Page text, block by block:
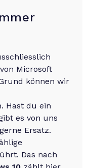
Microsoft
können wir
Hast du ein
es von uns
Ersatz.
Das nach